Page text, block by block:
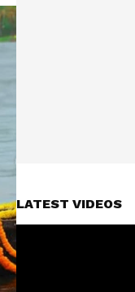
LATEST VIDEOS